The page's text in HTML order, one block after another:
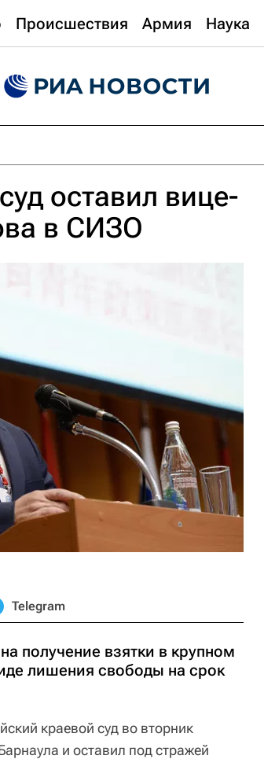
Происшествия Армия Наука
оставил вице-
в СИЗО
Telegram
получение взятки в крупном
лишения свободы на срок
краевой суд во вторник
и оставил под стражей